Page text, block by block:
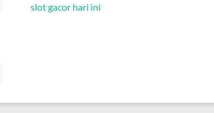
slot gacor hari ini